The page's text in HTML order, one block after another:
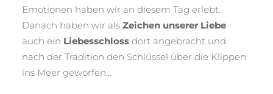
Emotionen haben wir an diesem Tag erlebt.
Danach haben wir alsZeichen unserer Liebe
auch ein Liebesschloss dort angebracht und
nach der Tradition den Schlüssel über die Klippen
ins Meer geworfen…